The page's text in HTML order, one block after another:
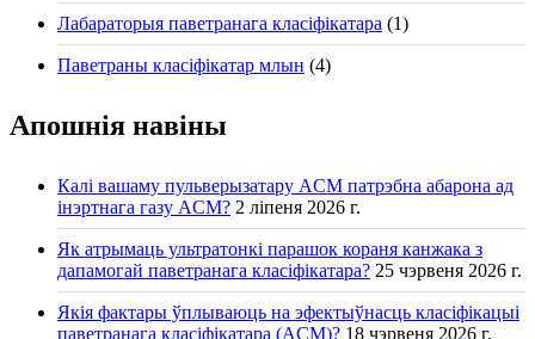
Лабараторыя паветранага класіфікатара (1)
Паветраны класіфікатар млын (4)
Апошнія навіны
Калі вашаму пульверызатару ACM патрэбна абарона ад
інэртнага газу ACM? 2 ліпеня 2026 г.
Як атрымаць ультратонкі парашок кораня канжака з
дапамогай паветранага класіфікатара? 25 чэрвеня 2026 г.
Якія фактары ўплываюць на эфектыўнасць класіфікацыі
паветранага класіфікатара (ACM)? 18 чэрвеня 2026 г.